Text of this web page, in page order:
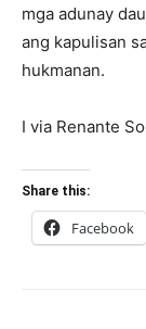
mga adunay
ang kapulisan
hukmanan.
I via Renante
Share this:
Facebook